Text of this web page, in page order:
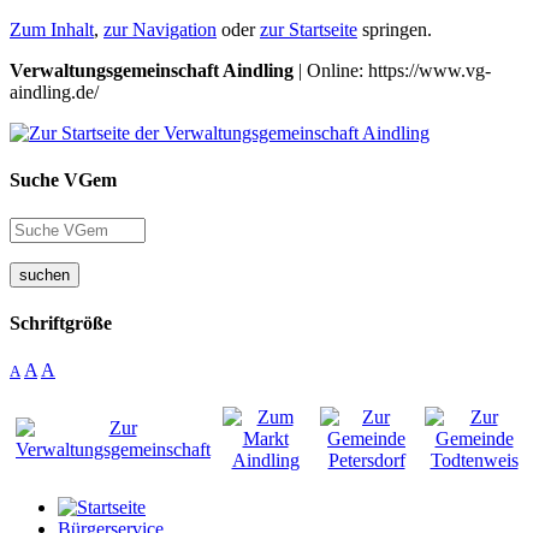
Zum Inhalt, zur Navigation oderzur Startseite springen.
Verwaltungsgemeinschaft Aindling | Online: https://www.vg-
aindling.de/
Suche VGem
suchen
Schriftgröße
A A A
Bürgerservice